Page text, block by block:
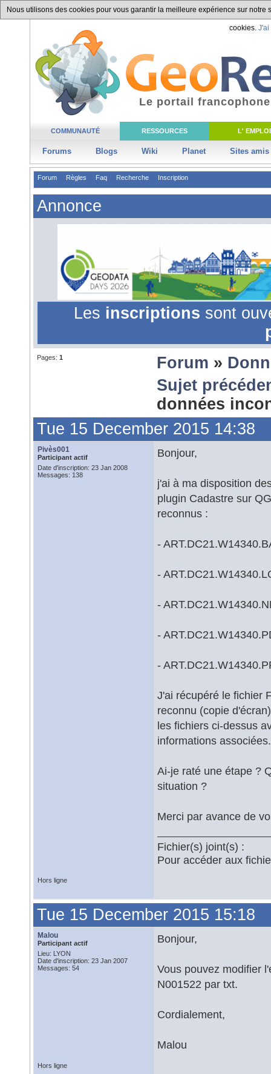
Nous utilisons des cookies pour vous garantir la meilleure expérience sur
cookies. J'ai
COMMUNAUTÉ RESSOURCES L' EMPLOI
Forums Blogs Wiki Planet Sites amis
Le portail
Forum Règles Faq Recherche Inscription
Annonce
Les inscriptions sont
Pages: 1 Forum »
Sujet
données
Tue 15 December 2015 14:38
Pivès001
Participant actif
Date d'inscription: 23 Jan 2008
Messages: 138
Bonjour,
j'ai à ma disposition
plugin Cadastre sur
reconnus :
-
-
-
-
-
J'ai récupéré le fichier
reconnu (copie
les fichiers ci-dessus
informations associées.
Ai-je raté une étape ?
situation ?
Merci par avance de
Fichier(s) joint(s) :
Pour accéder aux
Hors ligne
Tue 15 December 2015 15:18
Malou
Participant actif
Lieu: LYON
Date d'inscription: 23 Jan 2007
Messages: 54
Bonjour,
Vous pouvez modifier
N001522 par txt.
Cordialement,
Malou
Hors ligne